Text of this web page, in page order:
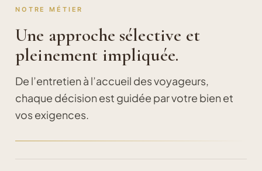
NOTRE MÉTIER
Une approche sélective et
pleinement impliquée.
De l’entretien à l’accueil des voyageurs,
chaque décision est guidée par votre bien et
vos exigences.